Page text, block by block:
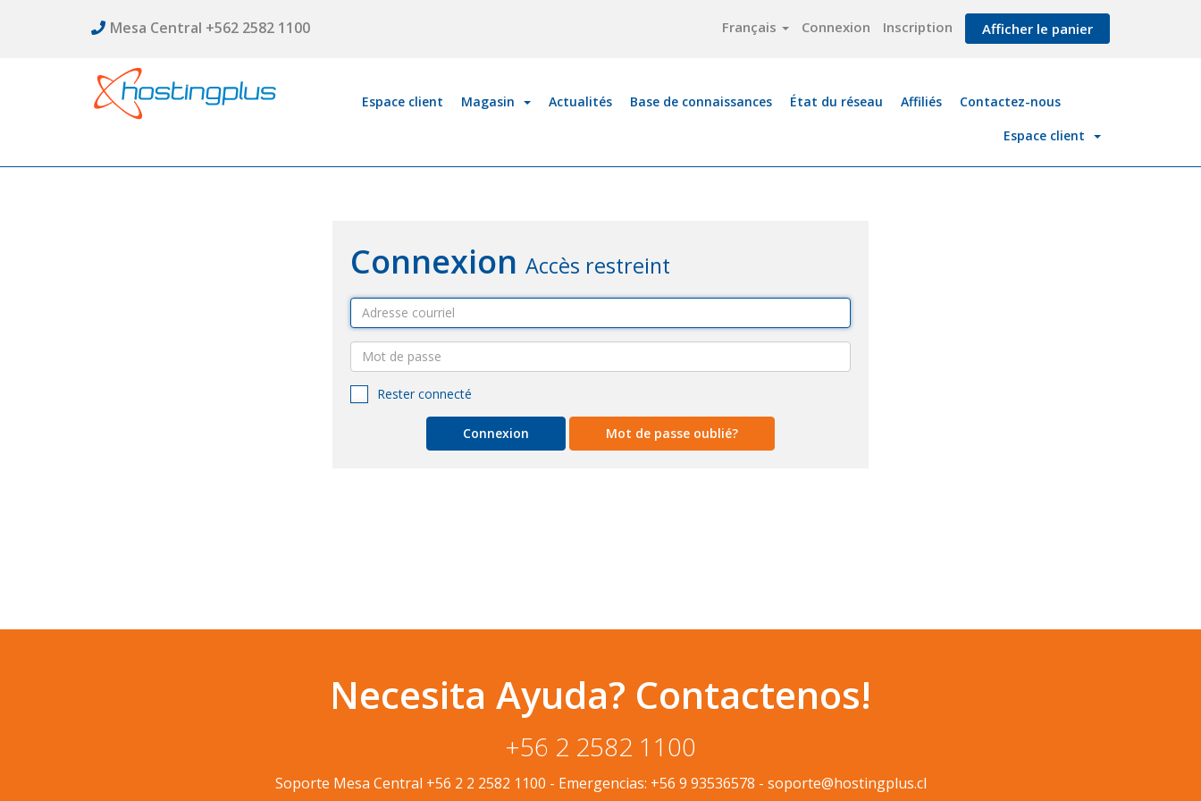
Mesa Central +562 2582 1100 Français Connexion Inscription Afficher le panier
Espace client Magasin Actualités Base de connaissances État du réseau Affiliés
Contactez-nous
Espace client
Connexion Accès restreint
Rester connecté
Mot de passe oublié?
Necesita Ayuda? Contactenos!
+56 2 2582 1100
Soporte Mesa Central +56 2 2 2582 1100 - Emergencias: +56 9 93536578 - soporte@hostingplus.cl